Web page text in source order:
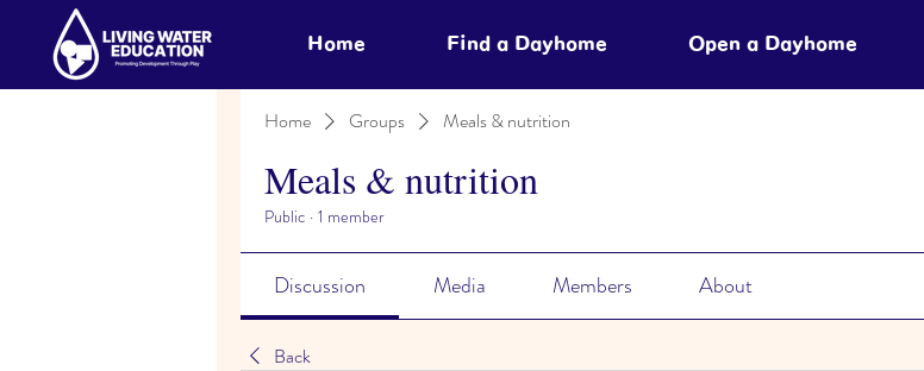
Home Find a Dayhome Open a Dayhome
Home Groups Meals & nutrition
Meals & nutrition
Public · 1 member
Discussion Media Members About
Back